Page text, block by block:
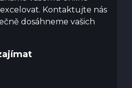
Kontaktujte nás
dosáhneme vašich